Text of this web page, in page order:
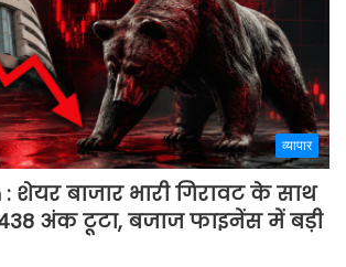
व्यापार
शेयर बाजार भारी गिरावट के साथ
अंक टूटा, बजाज फाइनेंस में बड़ी